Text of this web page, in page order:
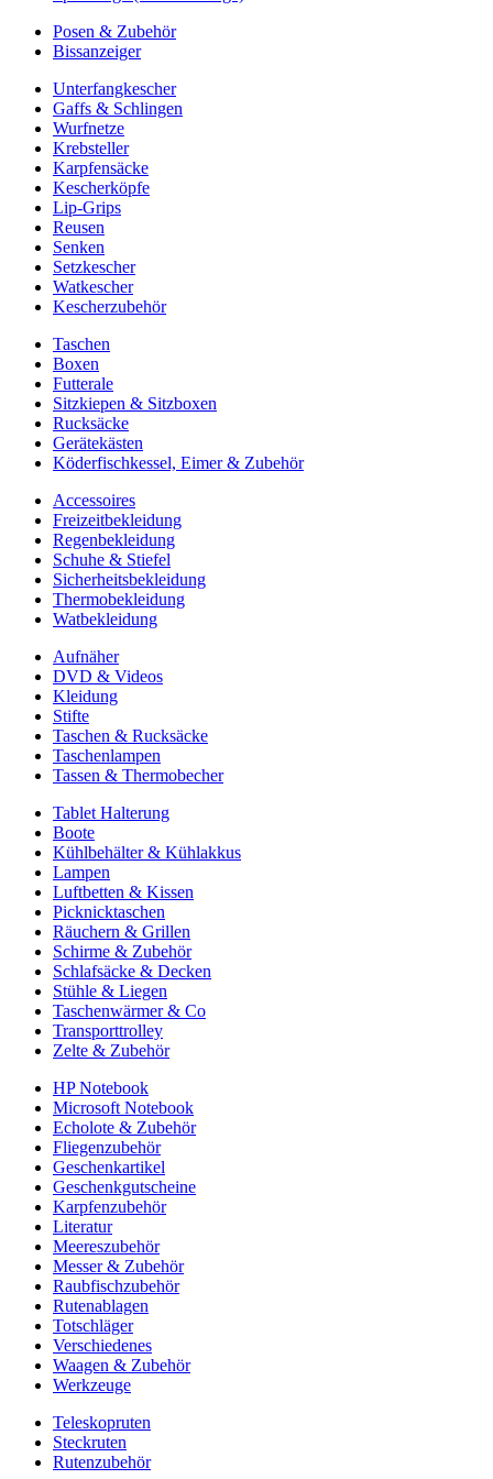
Posen & Zubehör
Bissanzeiger
Unterfangkescher
Gaffs & Schlingen
Wurfnetze
Krebsteller
Karpfensäcke
Kescherköpfe
Lip-Grips
Reusen
Senken
Setzkescher
Watkescher
Kescherzubehör
Taschen
Boxen
Futterale
Sitzkiepen & Sitzboxen
Rucksäcke
Gerätekästen
Köderfischkessel, Eimer & Zubehör
Accessoires
Freizeitbekleidung
Regenbekleidung
Schuhe & Stiefel
Sicherheitsbekleidung
Thermobekleidung
Watbekleidung
Aufnäher
DVD & Videos
Kleidung
Stifte
Taschen & Rucksäcke
Taschenlampen
Tassen & Thermobecher
Tablet Halterung
Boote
Kühlbehälter & Kühlakkus
Lampen
Luftbetten & Kissen
Picknicktaschen
Räuchern & Grillen
Schirme & Zubehör
Schlafsäcke & Decken
Stühle & Liegen
Taschenwärmer & Co
Transporttrolley
Zelte & Zubehör
HP Notebook
Microsoft Notebook
Echolote & Zubehör
Fliegenzubehör
Geschenkartikel
Geschenkgutscheine
Karpfenzubehör
Literatur
Meereszubehör
Messer & Zubehör
Raubfischzubehör
Rutenablagen
Totschläger
Verschiedenes
Waagen & Zubehör
Werkzeuge
Teleskopruten
Steckruten
Rutenzubehör